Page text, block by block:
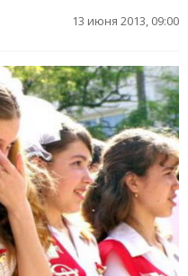
13 июня 2013, 09:00